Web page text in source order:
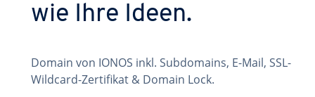
wie Ihre Ideen.
Domain von IONOS inkl. Subdomains, E-Mail, SSL-
Wildcard-Zertifikat & Domain Lock.